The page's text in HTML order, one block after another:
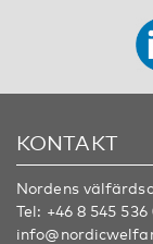
KONTAKT
Nordens
Tel: +46 8 545 536